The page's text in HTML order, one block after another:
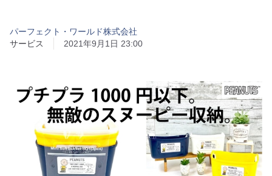
パーフェクト・ワールド株式会社
サービス
2021年9月1日 23:00